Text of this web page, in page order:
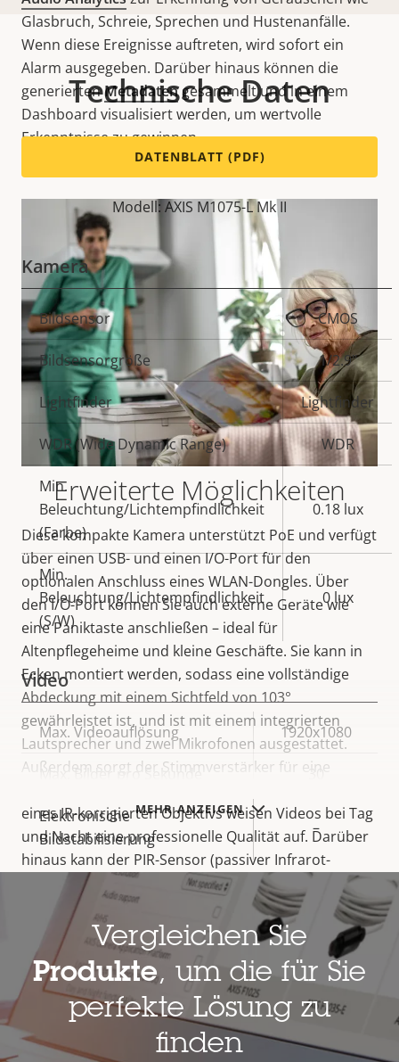
Glasbruch, Schreie, Sprechen und Hustenanfälle.
Wenn diese Ereignisse auftreten, wird sofort ein
Alarm ausgegeben. Darüber hinaus können die
generiertenMetadatengesammelt und in einem
Dashboard visualisiert werden, um wertvolle
Erkenntnisse zu gewinnen.
Erweiterte Möglichkeiten
Diese kompakte Kamera unterstützt PoE und verfügt
über einen USB- und einen I/O-Port für den
optionalen Anschluss eines WLAN-Dongles. Über
den I/O-Port können Sie auch externe Geräte wie
eine Paniktaste anschließen – ideal für
Altenpflegeheime und kleine Geschäfte. Sie kann in
Ecken montiert werden, sodass eine vollständige
Abdeckung mit einem Sichtfeld von 103°
gewährleistet ist, und ist mit einem integrierten
Lautsprecher und zwei Mikrofonen ausgestattet.
Außerdem sorgt der Stimmverstärker für eine
eines IR-korrigierten Objektivs weisen Videos bei Tag
und Nacht eine professionelle Qualität auf. Darüber
hinaus kann der PIR-Sensor (passiver Infrarot-
Sensor) Bewegungen auch bei völliger Dunkelheit
erkennen. Über einen HDMI-Port lassen sich Live-
Videos auf einem öffentlichen Monitor anzeigen.
MEHR ANZEIGEN
Technische Daten
DATENBLATT (PDF)
Modell: AXIS M1075-L Mk II
Kamera
Eigentumsbeschreibung Eigentumswert
Bildsensor CMOS
Bildsensorgröße 1/2.9"
Lightfinder Lightfinder
WDR (Wide Dynamic Range) WDR
Min.
Beleuchtung/Lichtempfindlichkeit
(Farbe)
0.18 lux
Min.
Beleuchtung/Lichtempfindlichkeit
(S/W)
0 lux
Video
Eigentumsbeschreibung Eigentumswert
Max. Videoauflösung 1920x1080
Max. Bilder pro Sekunde 30
Elektronische
Bildstabilisierung
–
Objektiv
Eigentumsbeschreibung Eigentumswert
Brennweite 3.16 mm
Horizontales Sichtfeld
Vertikales Sichtfeld
Vergleichen Sie
Produkte, um die für Sie
perfekte Lösung zu
finden